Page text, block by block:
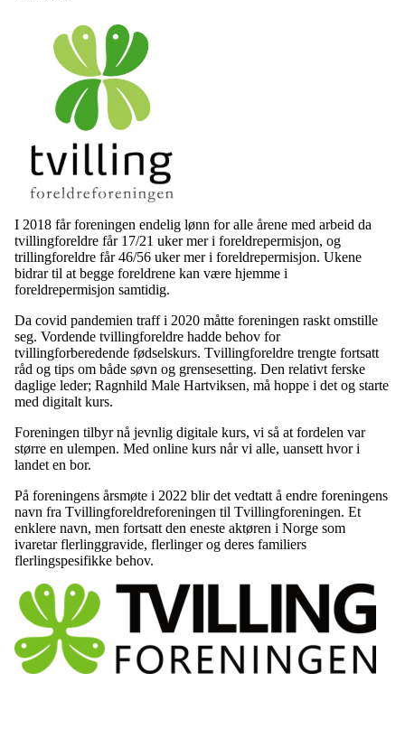
I 2018 får foreningen endelig lønn for alle årene med arbeid da
tvillingforeldre får 17/21 uker mer i foreldrepermisjon, og
trillingforeldre får 46/56 uker mer i foreldrepermisjon. Ukene
bidrar til at begge foreldrene kan være hjemme i
foreldrepermisjon samtidig.
Da covid pandemien traff i 2020 måtte foreningen raskt omstille
seg. Vordende tvillingforeldre hadde behov for
tvillingforberedende fødselskurs. Tvillingforeldre trengte fortsatt
råd og tips om både søvn og grensesetting. Den relativt ferske
daglige leder; Ragnhild Male Hartviksen, må hoppe i det og starte
med digitalt kurs.
Foreningen tilbyr nå jevnlig digitale kurs, vi så at fordelen var
større en ulempen. Med online kurs når vi alle, uansett hvor i
landet en bor.
På foreningens årsmøte i 2022 blir det vedtatt å endre foreningens
navn fra Tvillingforeldreforeningen til Tvillingforeningen. Et
enklere navn, men fortsatt den eneste aktøren i Norge som
ivaretar flerlinggravide, flerlinger og deres familiers
flerlingspesifikke behov.